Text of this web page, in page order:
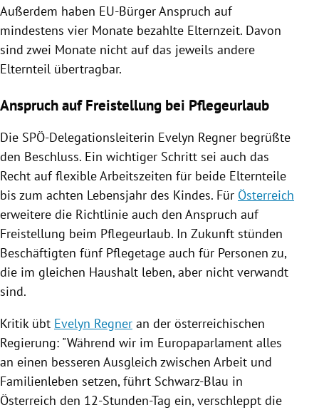
Außerdem haben EU-Bürger Anspruch auf
mindestens vier Monate bezahlte Elternzeit. Davon
sind zwei Monate nicht auf das jeweils andere
Elternteil übertragbar.
Anspruch auf Freistellung bei Pflegeurlaub
Die SPÖ-Delegationsleiterin Evelyn Regner begrüßte
den Beschluss. Ein wichtiger Schritt sei auch das
Recht auf flexible Arbeitszeiten für beide Elternteile
bis zum achten Lebensjahr des Kindes. Für Österreich
erweitere die Richtlinie auch den Anspruch auf
Freistellung beim Pflegeurlaub. In Zukunft stünden
Beschäftigten fünf Pflegetage auch für Personen zu,
die im gleichen Haushalt leben, aber nicht verwandt
sind.
Kritik übt Evelyn Regner an der österreichischen
Regierung: "Während wir im Europaparlament alles
an einen besseren Ausgleich zwischen Arbeit und
Familienleben setzen, führt Schwarz-Blau in
Österreich den 12-Stunden-Tag ein, verschleppt die